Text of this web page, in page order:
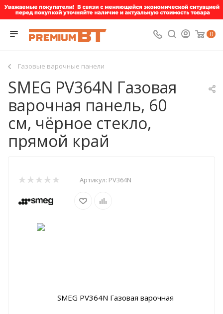
0
Газовые варочные панели
SMEG PV364N Газовая
варочная панель, 60
см, чёрное стекло,
прямой край
Артикул: PV364N